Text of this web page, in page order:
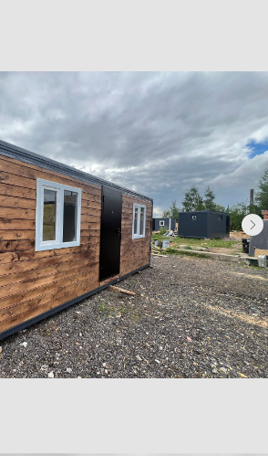
65-05
50-50